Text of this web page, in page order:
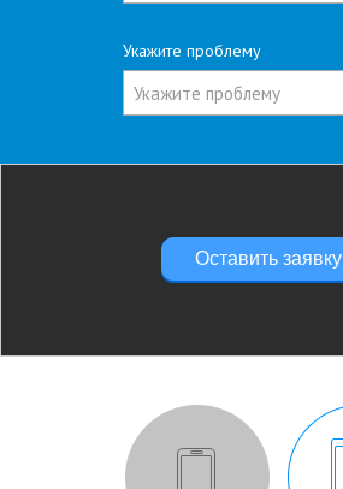
Укажите проблему
Укажите проблему
Оставить заявку